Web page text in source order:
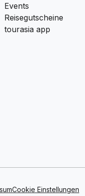
Events
Reisegutscheine
tourasia app
Cookie Einstellungen